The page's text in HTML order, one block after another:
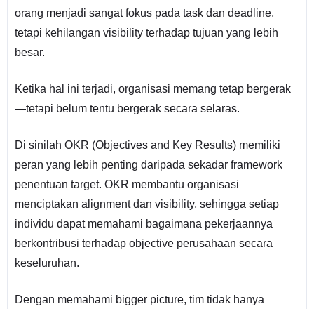
orang menjadi sangat fokus pada task dan deadline,
tetapi kehilangan visibility terhadap tujuan yang lebih
besar.
Ketika hal ini terjadi, organisasi memang tetap bergerak
—tetapi belum tentu bergerak secara selaras.
Di sinilah OKR (Objectives and Key Results) memiliki
peran yang lebih penting daripada sekadar framework
penentuan target. OKR membantu organisasi
menciptakan alignment dan visibility, sehingga setiap
individu dapat memahami bagaimana pekerjaannya
berkontribusi terhadap objective perusahaan secara
keseluruhan.
Dengan memahami bigger picture, tim tidak hanya